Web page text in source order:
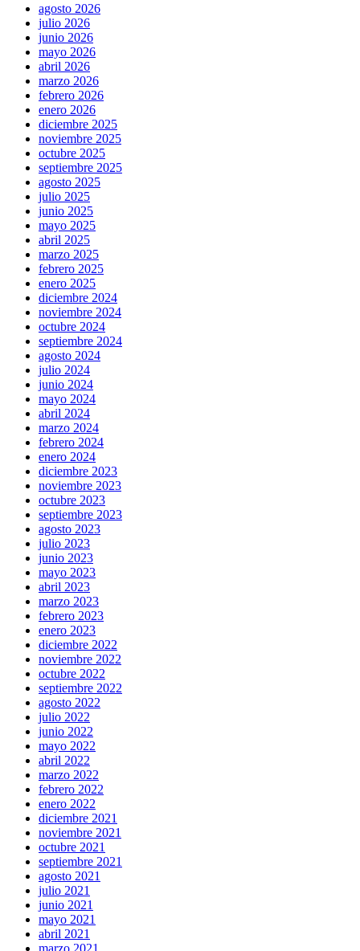
agosto 2026
julio 2026
junio 2026
mayo 2026
abril 2026
marzo 2026
febrero 2026
enero 2026
diciembre 2025
noviembre 2025
octubre 2025
septiembre 2025
agosto 2025
julio 2025
junio 2025
mayo 2025
abril 2025
marzo 2025
febrero 2025
enero 2025
diciembre 2024
noviembre 2024
octubre 2024
septiembre 2024
agosto 2024
julio 2024
junio 2024
mayo 2024
abril 2024
marzo 2024
febrero 2024
enero 2024
diciembre 2023
noviembre 2023
octubre 2023
septiembre 2023
agosto 2023
julio 2023
junio 2023
mayo 2023
abril 2023
marzo 2023
febrero 2023
enero 2023
diciembre 2022
noviembre 2022
octubre 2022
septiembre 2022
agosto 2022
julio 2022
junio 2022
mayo 2022
abril 2022
marzo 2022
febrero 2022
enero 2022
diciembre 2021
noviembre 2021
octubre 2021
septiembre 2021
agosto 2021
julio 2021
junio 2021
mayo 2021
abril 2021
marzo 2021